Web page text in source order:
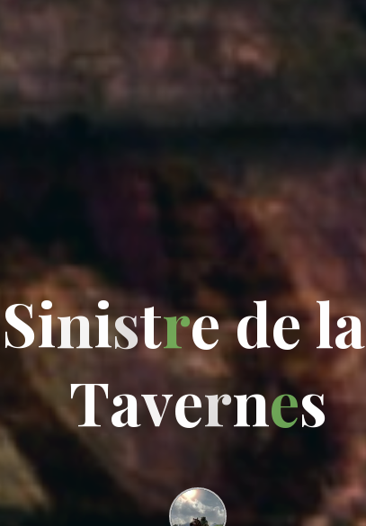
Sinistredela
Tavernes